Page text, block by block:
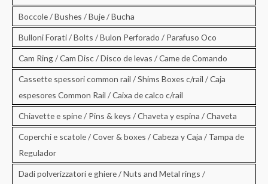
Boccole / Bushes / Buje / Bucha
Bulloni Forati / Bolts / Bulon Perforado / Parafuso Oco
Cam Ring / Cam Disc / Disco de levas / Came de Comando
Cassette spessori common rail / Shims Boxes c/rail / Caja
espesores Common Rail / Caixa de calco c/rail
Chiavette e spine / Pins & keys / Chaveta y espina / Chaveta
Coperchi e scatole / Cover & boxes / Cabeza y Caja / Tampa de
Regulador
Dadi polverizzatori e ghiere / Nuts and Metal rings /